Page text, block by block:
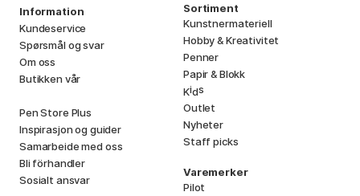
Information
Kundeservice
Spørsmål og svar
Om oss
Butikken vår
Pen Store Plus
Inspirasjon og guider
Samarbeide med oss
Bli förhandler
Sosialt ansvar
Sortiment
Kunstnermateriell
Hobby & Kreativitet
Penner
Papir & Blokk
Kids
Outlet
Nyheter
Staff picks
Varemerker
Pilot